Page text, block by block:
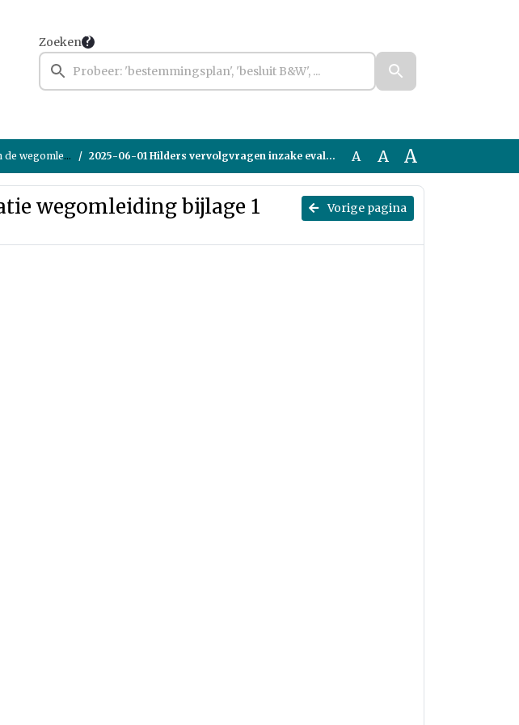
Zoeken
de Maaseikerweg (N296) 2025-06-01 Hilders vervolgvragen inzake evaluatie wegomleiding bijlage 1 antwoord Dijkgraaf 14 mei 2025 A A A
Vorige pagina
wegomleiding bijlage 1